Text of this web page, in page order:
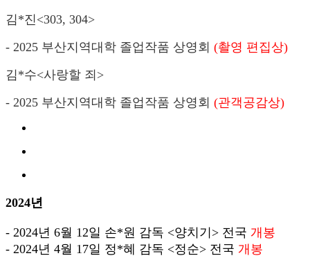
김*진<303, 304>
- 2025 부산지역대학 졸업작품 상영회 (촬영 편집상)
김*수<사랑할 죄 >
- 2025 부산지역대학 졸업작품 상영회 (관객공감상)
2024년
- 2024년 6월 12일 손*원 감독 <양치기> 전국 개봉
- 2024년 4월 17일 정*혜 감독 <정순> 전국 개봉